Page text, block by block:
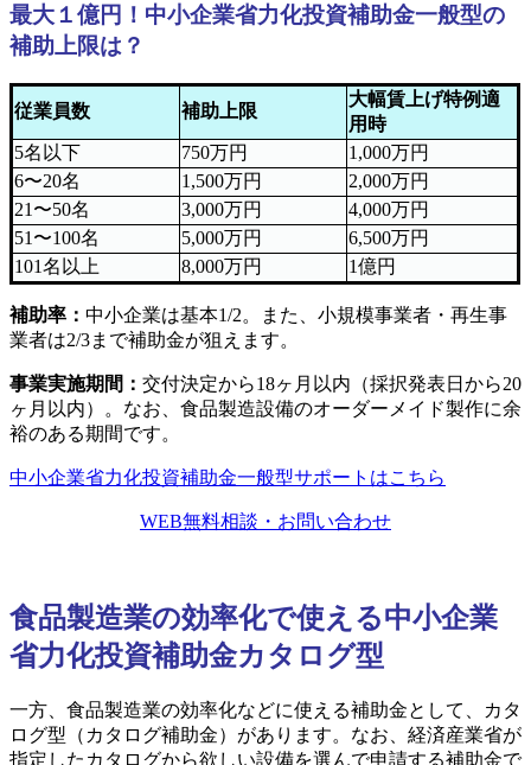
最大１億円！中小企業省力化投資補助金一般型の
補助上限は？
従業員数 補助上限
大幅賃上げ特例適
用時
5名以下
750万円
1,000万円
6〜20名
1,500万円
2,000万円
21〜50名
3,000万円
4,000万円
51〜100名
5,000万円
6,500万円
101名以上
8,000万円 1億円
補助率： 中小企業は基本1/2。また、小規模事業者・再生事
業者は2/3まで補助金が狙えます。
事業実施期間： 交付決定から18ヶ月以内（採択発表日から20
ヶ月以内）。なお、食品製造設備のオーダーメイド製作に余
裕のある期間です。
中小企業省力化投資補助金一般型サポートはこちら
WEB無料相談・お問い合わせ
食品製造業の効率化で使える中小企業
省力化投資補助金カタログ型
一方、食品製造業の効率化などに使える補助金として、カタ
ログ型（カタログ補助金）があります。なお、経済産業省が
指定したカタログから欲しい設備を選んで申請する補助金で